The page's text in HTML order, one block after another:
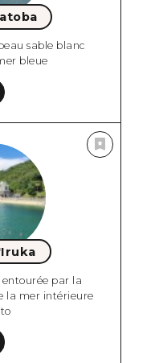
sable blanc
bleue
entourée par la
la mer intérieure